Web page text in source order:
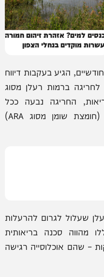
למים? אזהרת זיהום חמורה
מוקדים בנחלי הצפון
הגיע בעקבות דיווח
ברמות רעלן מסוג
החריגה נבעה ככל
הנראה משימוש בחומר גלם (חומצת שומן מסוג ARA)
שעלול לגרום להרעלות
מהווה סכנה בריאותית
– שהם אוכלוסייה רגישה